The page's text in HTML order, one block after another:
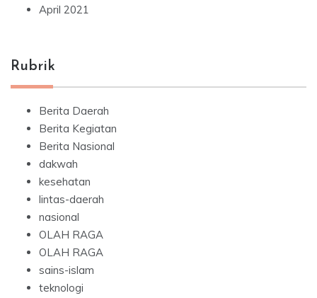
April 2021
Rubrik
Berita Daerah
Berita Kegiatan
Berita Nasional
dakwah
kesehatan
lintas-daerah
nasional
OLAH RAGA
OLAH RAGA
sains-islam
teknologi